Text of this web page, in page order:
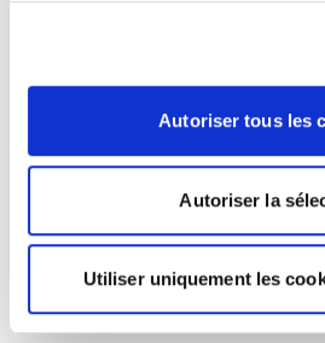
Autoriser tous les
Autoriser la
Utiliser uniquement les